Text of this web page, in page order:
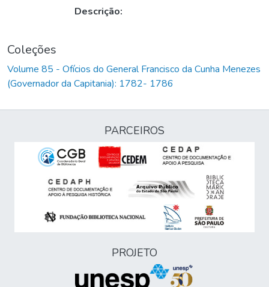
Descrição:
Coleções
Volume 85 - Ofícios do General Francisco da Cunha Menezes
(Governador da Capitania): 1782- 1786
PARCEIROS
PROJETO